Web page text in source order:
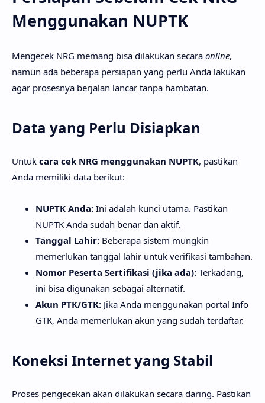
Menggunakan NUPTK
Mengecek NRG memang bisa dilakukan secara online,
namun ada beberapa persiapan yang perlu Anda lakukan
agar prosesnya berjalan lancar tanpa hambatan.
Data yang Perlu Disiapkan
Untuk cara cek NRG menggunakan NUPTK, pastikan
Anda memiliki data berikut:
NUPTK Anda: Ini adalah kunci utama. Pastikan
NUPTK Anda sudah benar dan aktif.
Tanggal Lahir: Beberapa sistem mungkin
memerlukan tanggal lahir untuk verifikasi tambahan.
Nomor Peserta Sertifikasi (jika ada): Terkadang,
ini bisa digunakan sebagai alternatif.
Akun PTK/GTK: Jika Anda menggunakan portal Info
GTK, Anda memerlukan akun yang sudah terdaftar.
Koneksi Internet yang Stabil
Proses pengecekan akan dilakukan secara daring. Pastikan